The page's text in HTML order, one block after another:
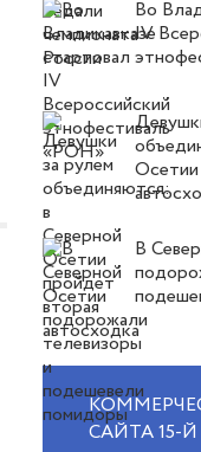
Во
IV
В
САЙТА 15-